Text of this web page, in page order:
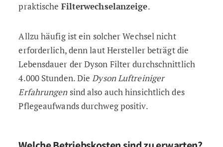
praktische Filterwechselanzeige.
Allzu häufig ist ein solcher Wechsel nicht
erforderlich, denn laut Hersteller beträgt die
Lebensdauer der Dyson Filter durchschnittlich
4.000 Stunden. DieDyson Luftreiniger
Erfahrungensind also auch hinsichtlich des
Pflegeaufwands durchweg positiv.